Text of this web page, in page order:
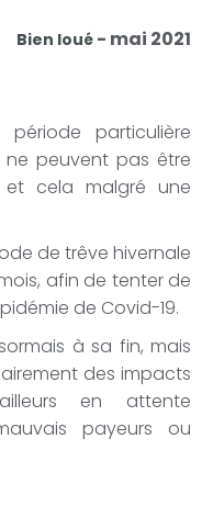
Bien loué - mai 2021
particulière
ne peuvent pas être
et cela malgré une
de trêve hivernale
afin de tenter de
de Covid-19.
à sa fin, mais
des impacts
en attente
payeurs ou